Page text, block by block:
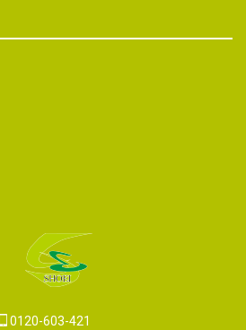
0120-603-421